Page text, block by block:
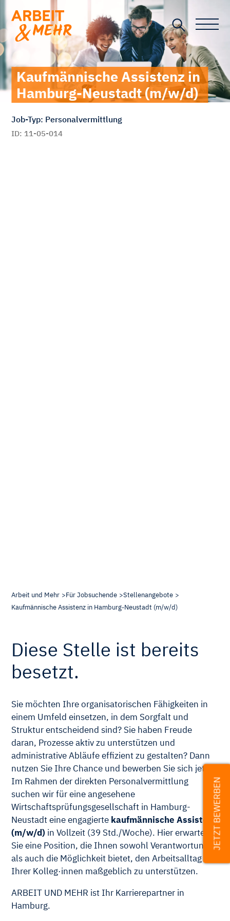
Toggle
Kaufmännische Assistenz in
Hamburg-Neustadt (m/w/d)
Job-Typ: Personalvermittlung
ID: 11-05-014
Arbeit und Mehr Für Jobsuchende
Stellenangebote
Kaufmännische Assistenz in Hamburg-Neustadt (m/w/d)
Diese Stelle ist bereits
besetzt.
Sie möchten Ihre organisatorischen Fähigkeiten in
einem Umfeld einsetzen, in dem Sorgfalt und
Struktur entscheidend sind? Sie haben Freude
daran, Prozesse aktiv zu unterstützen und
administrative Abläufe effizient zu gestalten? Dann
nutzen Sie Ihre Chance und bewerben Sie sich jetzt!
Im Rahmen der direkten Personalvermittlung
suchen wir für eine angesehene
Wirtschaftsprüfungsgesellschaft in Hamburg-
Neustadt eine engagierte kaufmännische Assistenz
(m/w/d) in Vollzeit (39 Std./Woche). Hier erwartet
Sie eine Position, die Ihnen sowohl Verantwortung
als auch die Möglichkeit bietet, den Arbeitsalltag
Ihrer Kolleg·innen maßgeblich zu unterstützen.
ARBEIT UND MEHR ist Ihr Karrierepartner in
Hamburg.
JETZT BEWERBEN